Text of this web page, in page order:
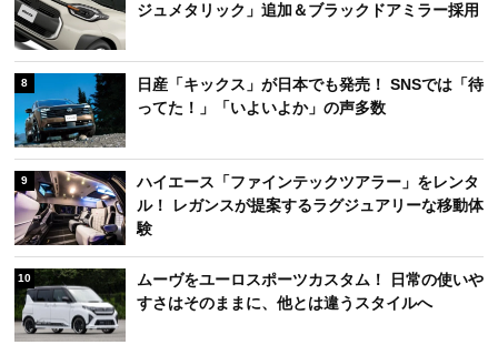
ジュメタリック」追加＆ブラックドアミラー採用
8
日産「キックス」が日本でも発売！ SNSでは「待
ってた！」「いよいよか」の声多数
9
ハイエース「ファインテックツアラー」をレンタ
ル！ レガンスが提案するラグジュアリーな移動体
験
10
ムーヴをユーロスポーツカスタム！ 日常の使いや
すさはそのままに、他とは違うスタイルへ